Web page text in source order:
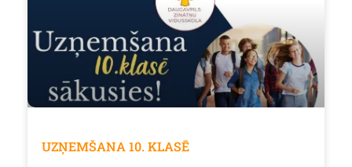
UZŅEMŠANA 10. KLASĒ